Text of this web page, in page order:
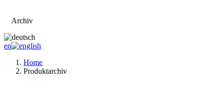
Archiv
en
Home
Produktarchiv